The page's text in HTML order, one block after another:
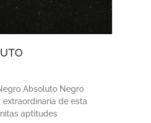
Absoluto Negro
de esta
aptitudes